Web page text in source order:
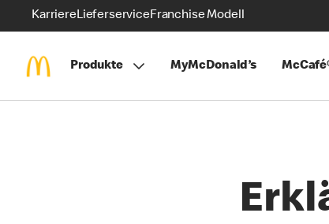
KarriereLieferserviceFranchise Modell
Produkte MyMcDonald’s